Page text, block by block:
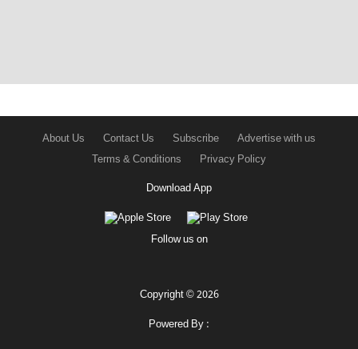
About Us Contact Us Subscribe
Advertise with us
Terms & Conditions
Privacy Policy
Download App
Follow us on
Copyright © 2026
Powered By :